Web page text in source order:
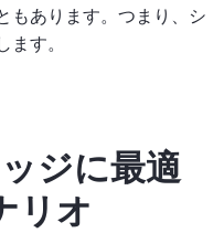
もあります。つまり、シ
す。
ジに最適
リオ